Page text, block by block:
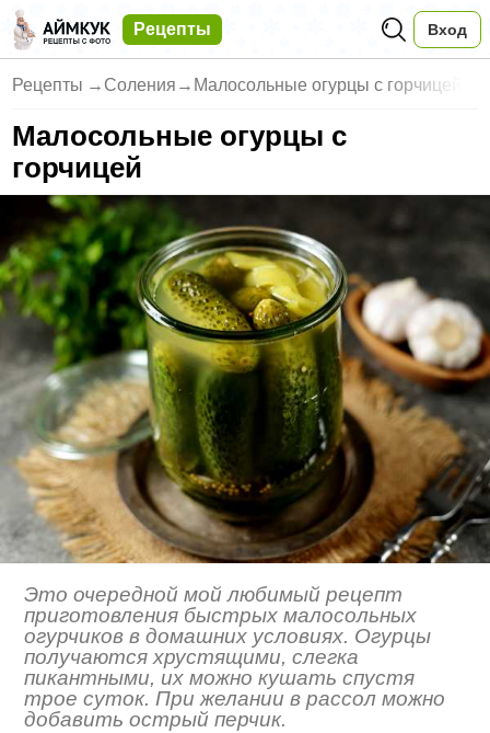
Рецепты Вход
Рецепты → Соления → Малосольные огурцы с горчицей
Малосольные огурцы с
горчицей
Это очередной мой любимый рецепт
приготовления быстрых малосольных
огурчиков в домашних условиях. Огурцы
получаются хрустящими, слегка
пикантными, их можно кушать спустя
трое суток. При желании в рассол можно
добавить острый перчик.